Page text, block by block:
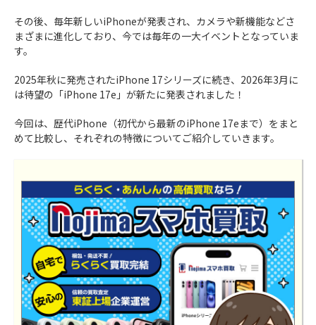
その後、毎年新しいiPhoneが発表され、カメラや新機能などさ
まざまに進化しており、今では毎年の一大イベントとなっていま
す。
2025年秋に発売されたiPhone 17シリーズに続き、2026年3月に
は待望の「iPhone 17e」が新たに発表されました！
今回は、歴代iPhone（初代から最新のiPhone 17eまで）をまと
めて比較し、それぞれの特徴についてご紹介していきます。